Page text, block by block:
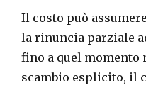
Il costo può
la rinuncia parziale
fino a quel momento
scambio esplicito, il